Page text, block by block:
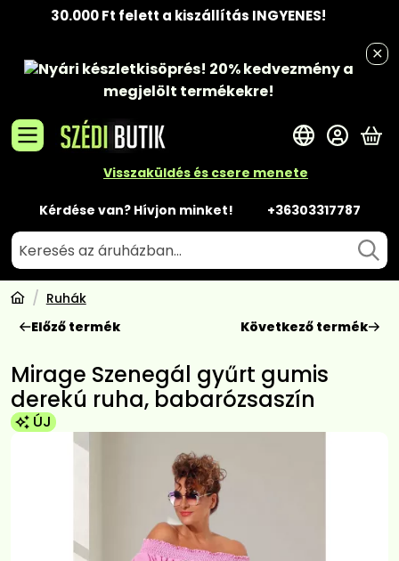
30.000 Ft felett a kiszállítás INGYENES!
Nyári készletkisöprés! 20% kedvezménya
megjelölt termékekre!
Visszaküldés és csere menete
Kérdése van? Hívjon minket! +36303317787
A
Ruhák
Előző termék
Következő termék
Mirage Szenegál gyűrt gumis
derekú ruha, babarózsaszín
ÚJ